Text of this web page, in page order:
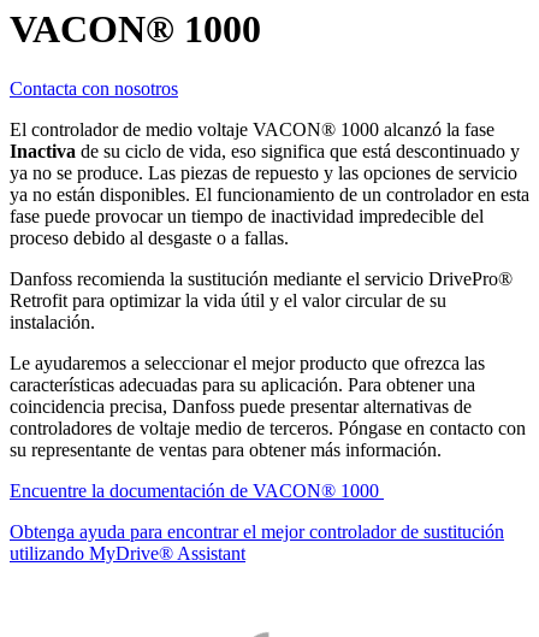
VACON® 1000
Contacta con nosotros
El controlador de medio voltaje VACON® 1000 alcanzó la fase
Inactiva de su ciclo de vida, eso significa que está descontinuado y
ya no se produce. Las piezas de repuesto y las opciones de servicio
ya no están disponibles. El funcionamiento de un controlador en esta
fase puede provocar un tiempo de inactividad impredecible del
proceso debido al desgaste o a fallas.
Danfoss recomienda la sustitución mediante el servicio DrivePro®
Retrofit para optimizar la vida útil y el valor circular de su
instalación.
Le ayudaremos a seleccionar el mejor producto que ofrezca las
características adecuadas para su aplicación. Para obtener una
coincidencia precisa, Danfoss puede presentar alternativas de
controladores de voltaje medio de terceros. Póngase en contacto con
su representante de ventas para obtener más información.
Encuentre la documentación de VACON® 1000
Obtenga ayuda para encontrar el mejor controlador de sustitución
utilizando MyDrive® Assistant